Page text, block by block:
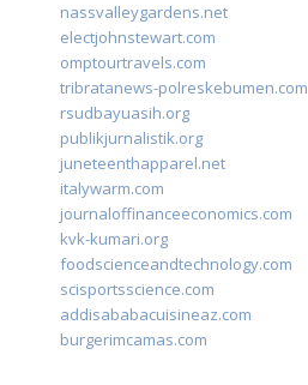
nassvalleygardens.net
electjohnstewart.com
omptourtravels.com
tribratanews-polreskebumen.com
rsudbayuasih.org
publikjurnalistik.org
juneteenthapparel.net
italywarm.com
journaloffinanceeconomics.com
kvk-kumari.org
foodscienceandtechnology.com
scisportsscience.com
addisababacuisineaz.com
burgerimcamas.com